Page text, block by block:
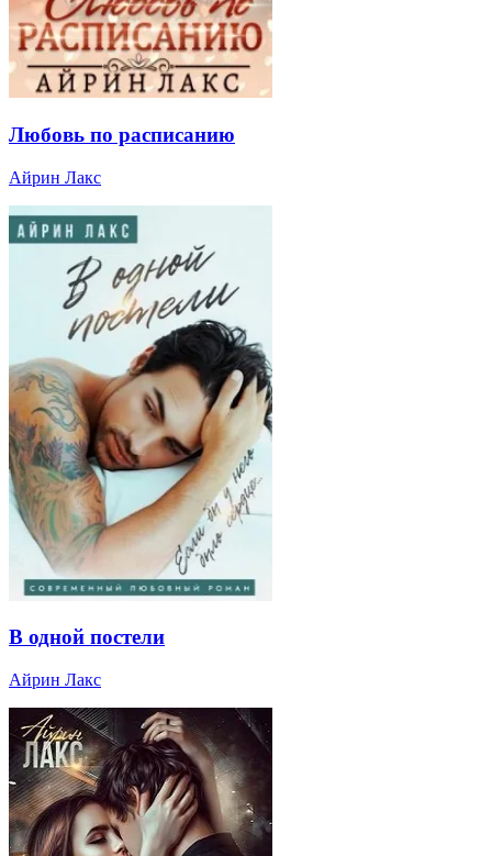
Любовь по расписанию
Айрин Лакс
В одной постели
Айрин Лакс